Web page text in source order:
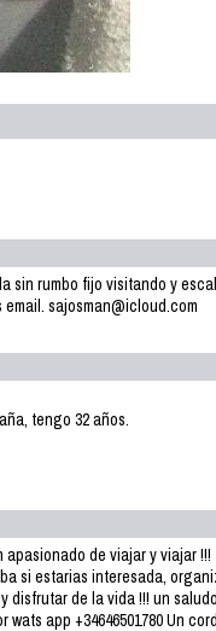
sin rumbo fijo visitando y
sajosman@icloud.com
tengo 32 años.
de viajar y viajar
si estarias interesada,
disfrutar de la vida !!! un
app +34646501780 Un